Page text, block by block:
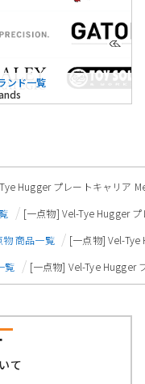
ンド一覧
Hugger プレートキャリア
[一点物] Vel-Tye Hugger
物 商品一覧
[一点物] Vel-Tye
覧 [一点物] Vel-Tye Hugger
て